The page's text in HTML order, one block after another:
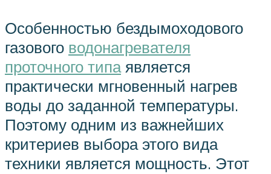
Особенностью бездымоходового
газового водонагревателя
проточного типаявляется
практически мгновенный нагрев
воды до заданной температуры.
Поэтому одним из важнейших
критериев выбора этого вида
техники является мощность. Этот